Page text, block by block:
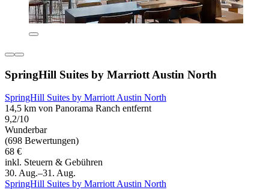
SpringHill Suites by Marriott Austin North
SpringHill Suites by Marriott Austin North
14,5 km von Panorama Ranch entfernt
9,2/10
Wunderbar
(698 Bewertungen)
68 €
inkl. Steuern & Gebühren
30. Aug.–31. Aug.
SpringHill Suites by Marriott Austin North